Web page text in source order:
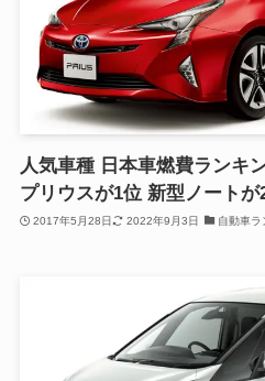
人気車種 日本車燃費ランキ
プリウスが1位 新型ノート
2017年5月28日 2022年9月3日 自動車ラ